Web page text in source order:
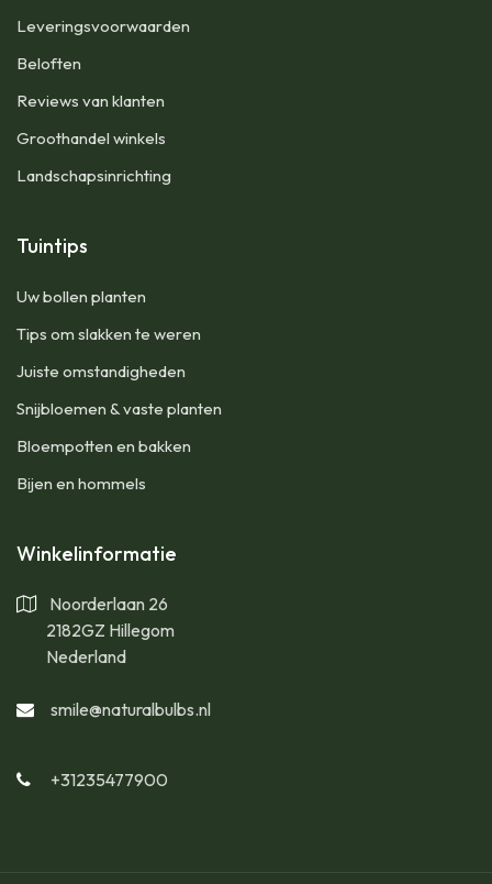
Leveringsvoorwaarden
Beloften
Reviews van klanten
Groothandel winkels
Landschapsinrichting
Tuintips
Uw bollen planten
Tips om slakken te weren
Juiste omstandigheden
Snijbloemen & vaste planten
Bloempotten en bakken
Bijen en hommels
Winkelinformatie
Noorderlaan 26
2182GZ Hillegom
Nederland
smile@naturalbulbs.nl
+31235477900